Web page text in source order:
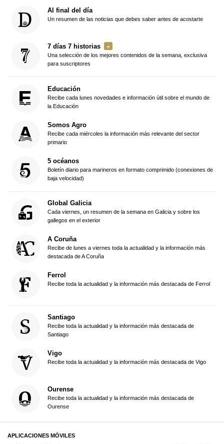
Al final del día
Un resumen de las noticias que debes saber antes de acostarte
7 días 7 historias
Una selección de los mejores contenidos de la semana, exclusiva
para suscriptores
Educación
Recibe cada lunes novedades e información útil sobre el mundo de
la Educación
Somos Agro
Recibe cada miércoles la información más relevante del sector
primario
5 océanos
Boletín diario para marineros en formato comprimido (conexiones de
baja velocidad)
Global Galicia
Cada viernes, un resumen de la semana en Galicia y sobre los
gallegos en el exterior
A Coruña
Recibe de lunes a viernes toda la actualidad y la información más
destacada de A Coruña
Ferrol
Recibe toda la actualidad y la información más destacada de Ferrol
Santiago
Recibe toda la actualidad y la información más destacada de
Santiago
Vigo
Recibe toda la actualidad y la información más destacada de Vigo
Ourense
Recibe toda la actualidad y la información más destacada de
Ourense
APLICACIONES MÓVILES